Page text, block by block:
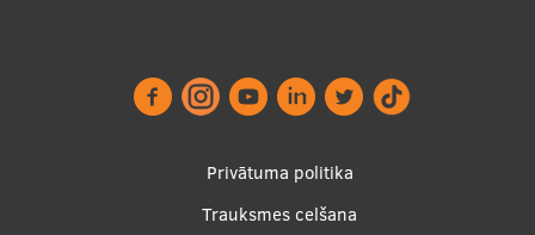
Privātuma politika
Trauksmes celšana